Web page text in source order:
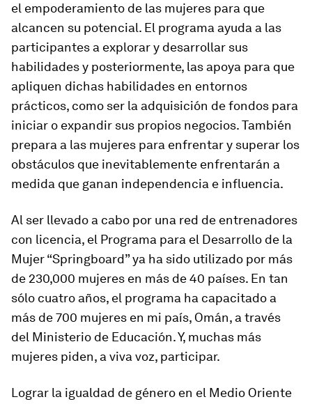
el empoderamiento de las mujeres para que
alcancen su potencial. El programa ayuda a las
participantes a explorar y desarrollar sus
habilidades y posteriormente, las apoya para que
apliquen dichas habilidades en entornos
prácticos, como ser la adquisición de fondos para
iniciar o expandir sus propios negocios. También
prepara a las mujeres para enfrentar y superar los
obstáculos que inevitablemente enfrentarán a
medida que ganan independencia e influencia.
Al ser llevado a cabo por una red de entrenadores
con licencia, el Programa para el Desarrollo de la
Mujer “Springboard” ya ha sido utilizado por más
de 230,000 mujeres en más de 40 países. En tan
sólo cuatro años, el programa ha capacitado a
más de 700 mujeres en mi país, Omán, a través
del Ministerio de Educación. Y, muchas más
mujeres piden, a viva voz, participar.
Lograr la igualdad de género en el Medio Oriente